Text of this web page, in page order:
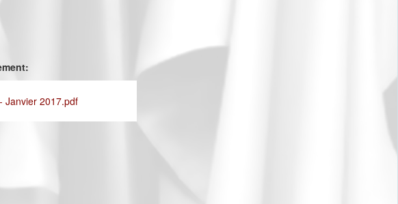
Janvier 2017.pdf